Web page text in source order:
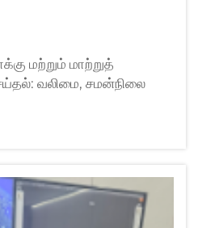
மற்றும் மாற்றுத்
வலிமை, சமன்நிலை
திறனை மதிப்பீடு செய்தல்.
எவ்வளவு உள்ளது மற்றும்
அவரது முதுகுப்புறம்
காரணிகள்...